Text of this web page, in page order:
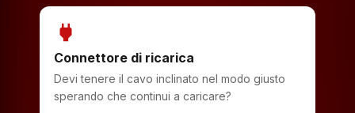
power
Connettore di ricarica
Devi tenere il cavo inclinato nel modo giusto
sperando che continui a caricare?